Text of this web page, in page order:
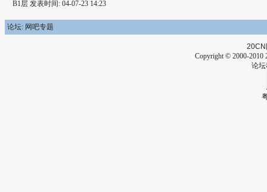
B1层 发表时间: 04-07-23 14:23
论坛: 网吧专题
20CN
Copyright © 2000-2010
论